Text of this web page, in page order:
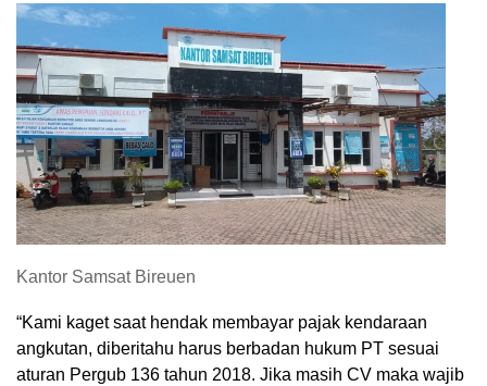
Kantor Samsat Bireuen
“Kami kaget saat hendak membayar pajak kendaraan
angkutan, diberitahu harus berbadan hukum PT sesuai
aturan Pergub 136 tahun 2018. Jika masih CV maka wajib